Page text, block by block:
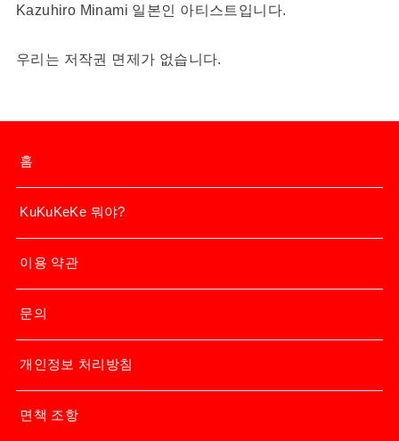
Kazuhiro Minami 일본인 아티스트입니다.
우리는 저작권 면제가 없습니다.
홈
KuKuKeKe 뭐야?
이용 약관
문의
개인정보 처리방침
면책 조항